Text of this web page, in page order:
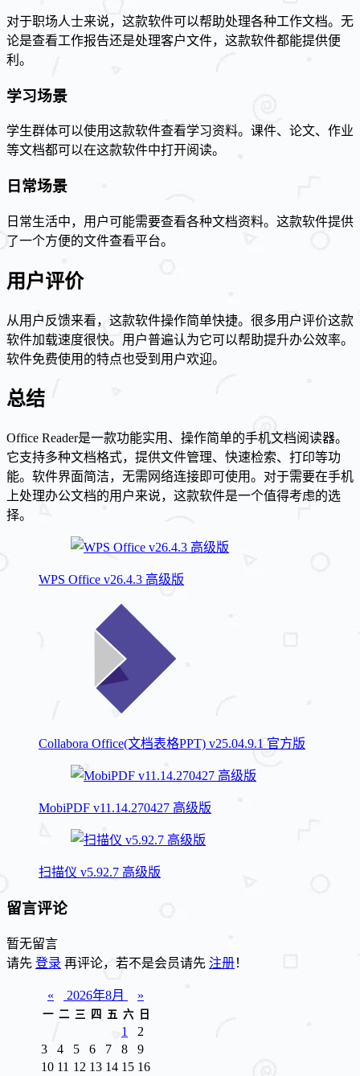
对于职场人士来说，这款软件可以帮助处理各种工作文档。无
论是查看工作报告还是处理客户文件，这款软件都能提供便
利。
学习场景
学生群体可以使用这款软件查看学习资料。课件、论文、作业
等文档都可以在这款软件中打开阅读。
日常场景
日常生活中，用户可能需要查看各种文档资料。这款软件提供
了一个方便的文件查看平台。
用户评价
从用户反馈来看，这款软件操作简单快捷。很多用户评价这款
软件加载速度很快。用户普遍认为它可以帮助提升办公效率。
软件免费使用的特点也受到用户欢迎。
总结
Office Reader是一款功能实用、操作简单的手机文档阅读器。
它支持多种文档格式，提供文件管理、快速检索、打印等功
能。软件界面简洁，无需网络连接即可使用。对于需要在手机
上处理办公文档的用户来说，这款软件是一个值得考虑的选
择。
WPS Office v26.4.3 高级版
Collabora Office(文档表格PPT) v25.04.9.1 官方版
MobiPDF v11.14.270427 高级版
扫描仪 v5.92.7 高级版
留言评论
暂无留言
请先 登录 再评论，若不是会员请先 注册！
« 2026年8月 »
一 二 三 四 五 六 日
1
2
3
4 5 6 7 8
9
10 11 12 13 14 15 16